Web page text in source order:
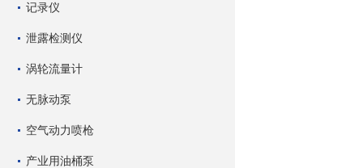
记录仪
泄露检测仪
涡轮流量计
无脉动泵
空气动力喷枪
产业用油桶泵